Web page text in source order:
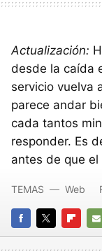
Actualización:
desde la caída
servicio vuelva
parece andar
cada tantos
responder. Es
antes de que
FACEBOOK
TWITTER
E-
TEMAS Web